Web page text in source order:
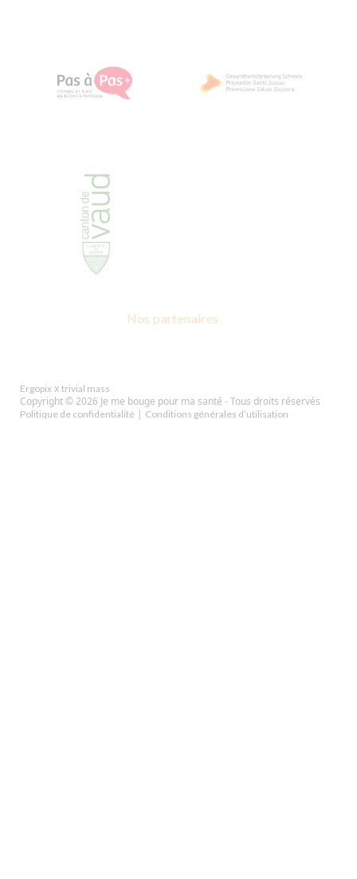
Nos partenaires
Ergopixx trivial mass
Copyright © 2026 Je me bouge pour ma santé - Tous droits réservés
Politique de confidentialité| Conditions générales d’utilisation